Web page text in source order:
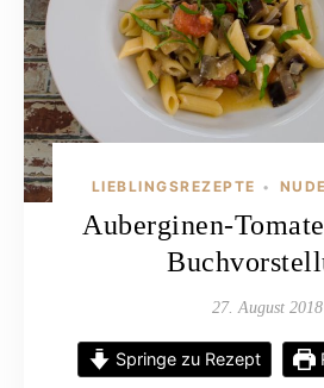
LIEBLINGSREZEPTE •
Auberginen-
27. August 2018
Springe zu Rezept